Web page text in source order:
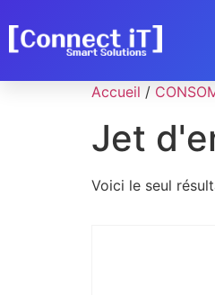
Accueil /
Jet
Voici le seul